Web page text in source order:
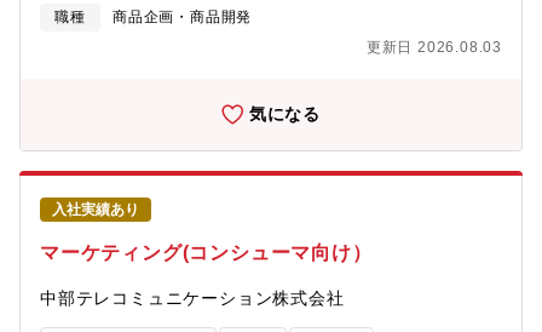
環境に基づく物性評価、使用素材の選定、試作品設計、製造メー
なプレゼンと提案力で、新商品開発を推進していただきます。
「人財」であり、他社との差別化を図る財産であると認識してお
ります。安心して長く働き続けられるよう勤務範囲を選べる「勤
務型コース」選択制度があります。全国展開している同社だから
こそ叶えられる制度です。ライフプランやキャリアプランによっ
て選択することが可能、その他福利厚生も充実しており、従業員
にとって働きやすい環境になるよう取り組んでいます。【配属先
情報】L.E.C.事業本部 ★オフィスや店舗、家庭で使う「リース
キン」ブランドの商品企画・開発ポジションです。
職種
商品企画・商品開発
更新日 2026.08.03
気になる
入社実績あり
マーケティング(コンシューマ向け）
中部テレコミュニケーション株式会社